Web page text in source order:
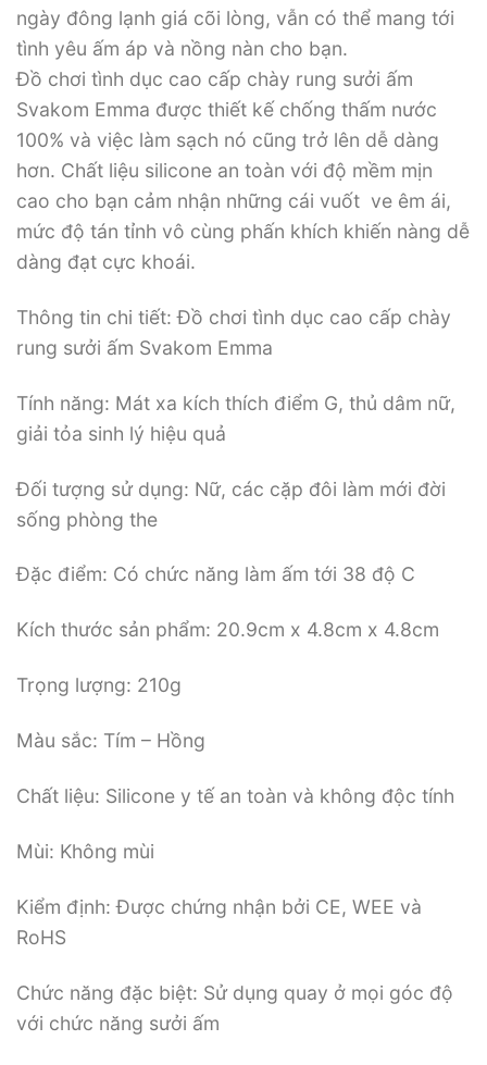
ngày đông lạnh giá cõi lòng, vẫn có thể mang tới
tình yêu ấm áp và nồng nàn cho bạn.
Đồ chơi tình dục cao cấp chày rung sưởi ấm
Svakom Emma được thiết kế chống thấm nước
100% và việc làm sạch nó cũng trở lên dễ dàng
hơn. Chất liệu silicone an toàn với độ mềm mịn
cao cho bạn cảm nhận những cái vuốt ve êm ái,
mức độ tán tỉnh vô cùng phấn khích khiến nàng dễ
dàng đạt cực khoái.
Thông tin chi tiết: Đồ chơi tình dục cao cấp chày
rung sưởi ấm Svakom Emma
Tính năng: Mát xa kích thích điểm G, thủ dâm nữ,
giải tỏa sinh lý hiệu quả
Đối tượng sử dụng: Nữ, các cặp đôi làm mới đời
sống phòng the
Đặc điểm: Có chức năng làm ấm tới 38 độ C
Kích thước sản phẩm: 20.9cm x 4.8cm x 4.8cm
Trọng lượng: 210g
Màu sắc: Tím – Hồng
Chất liệu: Silicone y tế an toàn và không độc tính
Mùi: Không mùi
Kiểm định: Được chứng nhận bởi CE, WEE và
RoHS
Chức năng đặc biệt: Sử dụng quay ở mọi góc độ
với chức năng sưởi ấm